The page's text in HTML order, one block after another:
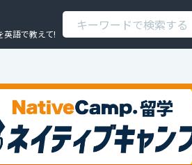
英語で教えて!